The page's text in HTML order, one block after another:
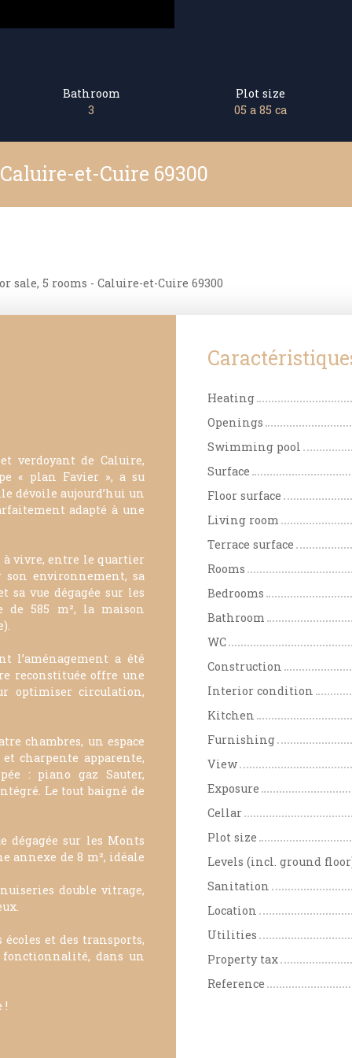
Bathroom
3
Plot size
05 a 85 ca
et-Cuire 69300
sale, 5 rooms - Caluire-et-Cuire 69300
verdoyant de Caluire,
« plan Favier », a su
dévoile aujourd’hui un
adapté à une
vivre, entre le quartier
son environnement, sa
vue dégagée sur les
de 585 m², la maison
l’aménagement a été
reconstituée offre une
optimiser circulation,
chambres, un espace
charpente apparente,
: piano gaz Sauter,
Le tout baigné de
dégagée sur les Monts
annexe de 8 m², idéale
double vitrage,
et des transports,
dans un
!
Heating
Openings
Swimming pool
Surface
Floor surface
Living room
Terrace surface
Rooms
Bedrooms
Bathroom
WC
Construction
Interior condition
Kitchen
Furnishing
View
Exposure
Cellar
Plot size
Levels (incl. ground
Sanitation
Location
Utilities
Property tax
Reference